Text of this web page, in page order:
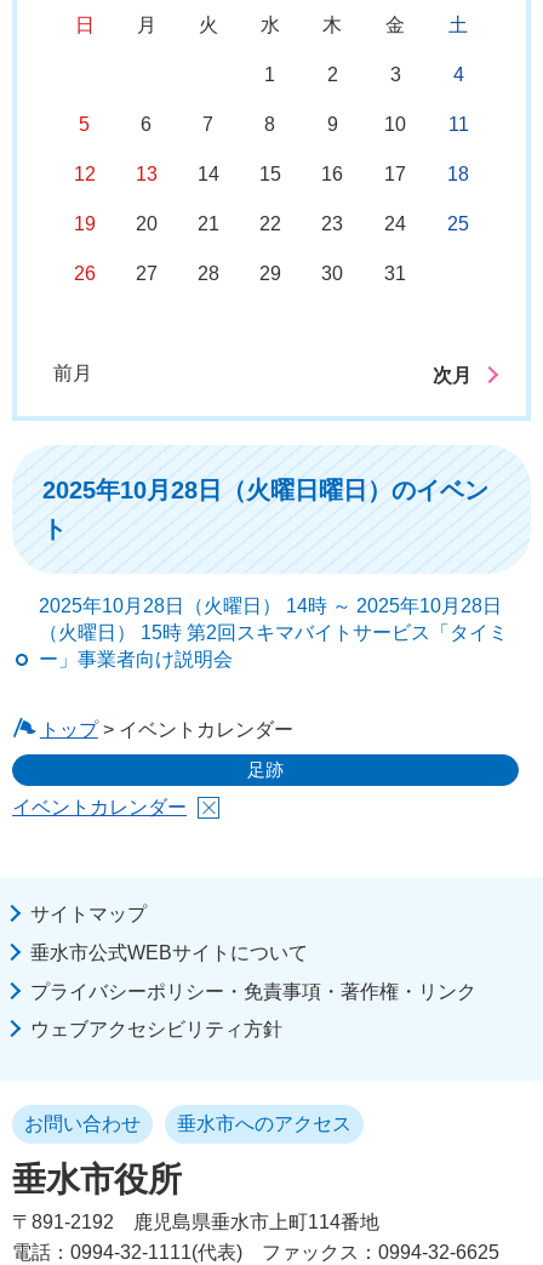
日 月 火 水 木 金 土
1 2 3 4
5 6 7 8 9 10 11
12 13 14 15 16 17 18
19 20 21 22 23 24 25
26 27 28 29 30 31
前月 次月
2025年10月28日（火曜日曜日）のイベン
ト
2025年10月28日（火曜日） 14時 ～ 2025年10月28日
（火曜日） 15時 第2回スキマバイトサービス「タイミ
ー」事業者向け説明会
トップ> イベントカレンダー
足跡
イベントカレンダー
サイトマップ
垂水市公式WEBサイトについて
プライバシーポリシー・免責事項・著作権・リンク
ウェブアクセシビリティ方針
垂水市役所
お問い合わせ 垂水市へのアクセス
〒891-2192
鹿児島県垂水市上町114番地
電話：0994-32-1111(代表)
ファックス：0994-32-6625